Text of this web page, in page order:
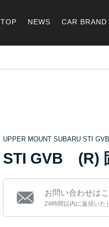
TOP NEWS CAR BRAND
UPPER MOUNT SUBARU STI
STI GVB (R)
お問い合わせは
24時間以内に返信いた